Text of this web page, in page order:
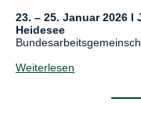
23. – 25. Januar 2026
Heidesee
Weiterlesen